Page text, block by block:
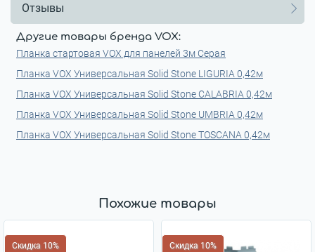
Отзывы
Другие товары бренда VOX:
Планка стартовая VOX для панелей 3м Серая
Планка VOX Универсальная Solid Stone LIGURIA 0,42м
Планка VOX Универсальная Solid Stone CALABRIA 0,42м
Планка VOX Универсальная Solid Stone UMBRIA 0,42м
Планка VOX Универсальная Solid Stone TOSCANA 0,42м
Похожие товары
Скидка 10% Скидка 10%